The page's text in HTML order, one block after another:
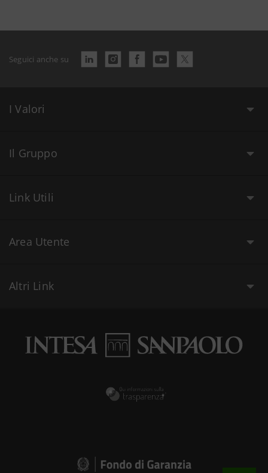
Seguici anche su
I Valori
Il Gruppo
Link Utili
Area Utente
Altri Link